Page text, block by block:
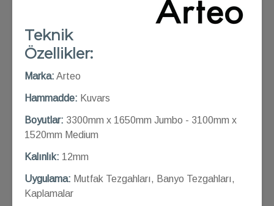
Teknik
Özellikler:
Marka: Arteo
Hammadde: Kuvars
Boyutlar: 3300mm x 1650mm Jumbo - 3100mm x
1520mm Medium
Kalınlık: 12mm
Uygulama: Mutfak Tezgahları, Banyo Tezgahları,
Kaplamalar